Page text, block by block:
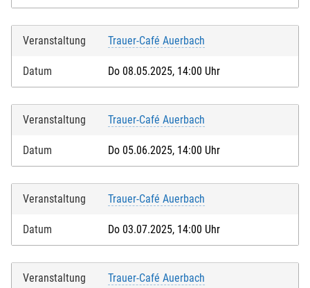
Veranstaltung Trauer-Café Auerbach
Datum Do 08.05.2025, 14:00 Uhr
Veranstaltung Trauer-Café Auerbach
Datum Do 05.06.2025, 14:00 Uhr
Veranstaltung Trauer-Café Auerbach
Datum Do 03.07.2025, 14:00 Uhr
Veranstaltung Trauer-Café Auerbach